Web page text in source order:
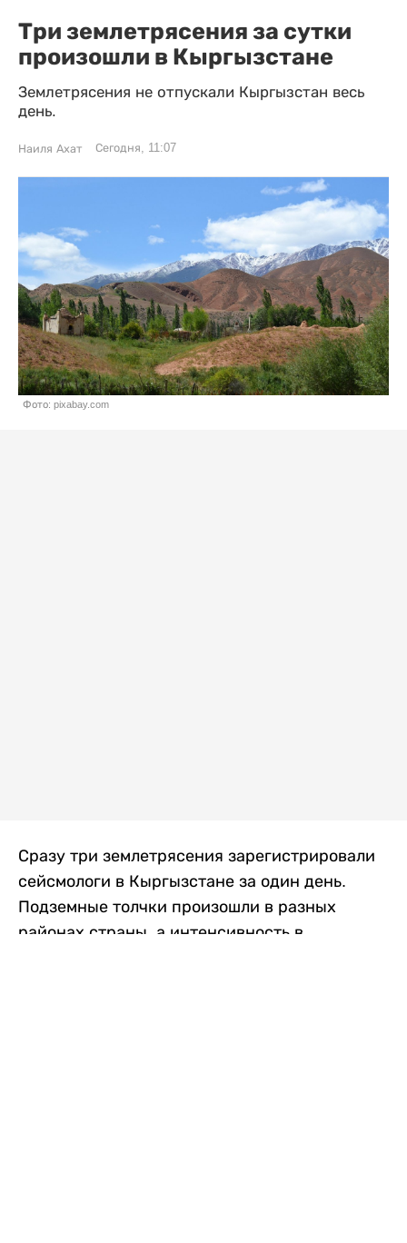
Три землетрясения за сутки
произошли в Кыргызстане
Землетрясения не отпускали Кыргызстан весь
день.
Наиля Ахат Сегодня, 11:07
Фото: pixabay.com
Сразу три землетрясения зарегистрировали
сейсмологи в Кыргызстане за один день.
Подземные толчки произошли в разных
районах страны, а интенсивность в